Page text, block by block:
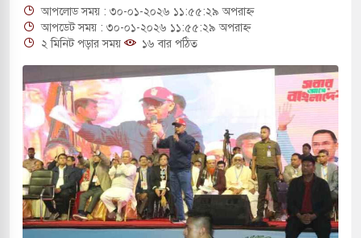
হামলায় ছাত্রদল ও ছাত্রলীগের আচরণ ইসরায়েলের
পথে ইসরায়েলীরা,হাতছাড়ার ঝুঁকিতে জরুরি
ও পাহাড়ি ঢলে ফুঁসে উঠেছে তিস্তা
আপলোড সময় : ৩০-০১-২০২৬ ১১:৫৫:২৯ অপরাহ্ন
আপডেট সময় : ৩০-০১-২০২৬ ১১:৫৫:২৯ অপরাহ্ন
২ মিনিট পড়ার সময়
১৬ বার পঠিত